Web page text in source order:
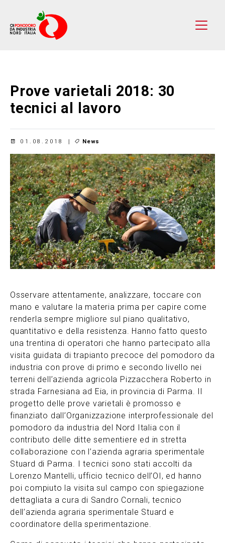
Prove varietali 2018: 30
tecnici al lavoro
01.08.2018 News
Osservare attentamente, analizzare, toccare con
mano e valutare la materia prima per capire come
renderla sempre migliore sul piano qualitativo,
quantitativo e della resistenza. Hanno fatto questo
una trentina di operatori che hanno partecipato alla
visita guidata di trapianto precoce del pomodoro da
industria con prove di primo e secondo livello nei
terreni dell’azienda agricola Pizzacchera Roberto in
strada Farnesiana ad Eia, in provincia di Parma. Il
progetto delle prove varietali è promosso e
finanziato dall’Organizzazione interprofessionale del
pomodoro da industria del Nord Italia con il
contributo delle ditte sementiere ed in stretta
collaborazione con l’azienda agraria sperimentale
Stuard di Parma. I tecnici sono stati accolti da
Lorenzo Mantelli, ufficio tecnico dell’OI, ed hanno
poi compiuto la visita sul campo con spiegazione
dettagliata a cura di Sandro Cornali, tecnico
dell’azienda agraria sperimentale Stuard e
coordinatore della sperimentazione.